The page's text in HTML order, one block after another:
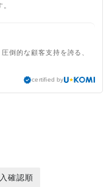
倒的な顧客支持を誇る、
certified by
確認順